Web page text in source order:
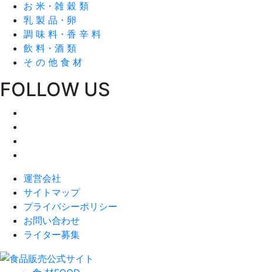
お 米・雑 穀 類
乳 製 品・卵
調 味 料・香 辛 料
飲 料・酒 類
そ の 他 食 材
FOLLOW US
運営会社
サイトマップ
プライバシーポリシー
お問い合わせ
ライター募集